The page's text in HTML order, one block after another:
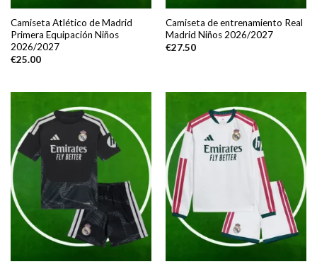
Camiseta Atlético de Madrid
Primera Equipación Niños
2026/2027
€25.00
Camiseta de entrenamiento Real
Madrid Niños 2026/2027
€27.50